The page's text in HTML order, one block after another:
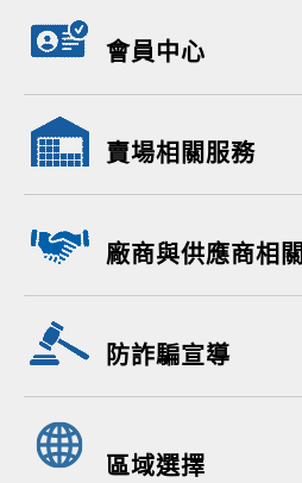
會員中心
賣場相關服務
廠商與供應商相關
防詐騙宣導
區域選擇